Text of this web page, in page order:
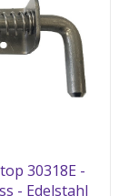
30318E -
- Edelstahl